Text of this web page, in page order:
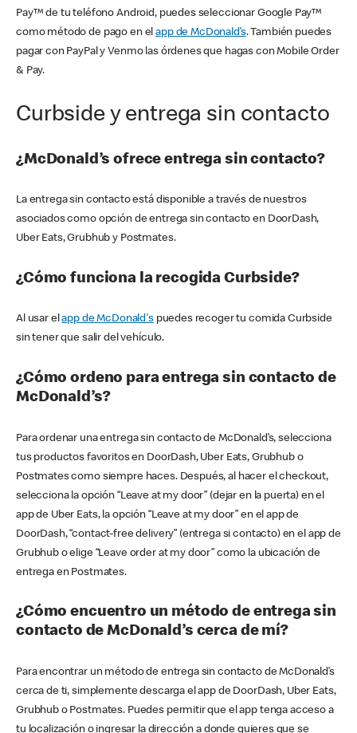
Pay™ de tu teléfono Android, puedes seleccionar Google Pay™
como método de pago en elapp de McDonald’s. También puedes
pagar con PayPal y Venmo las órdenes que hagas con Mobile Order
& Pay.
Curbside y entrega sin contacto
¿McDonald’s ofrece entrega sin contacto?
La entrega sin contacto está disponible a través de nuestros
asociados como opción de entrega sin contacto en DoorDash,
Uber Eats, Grubhub y Postmates.
¿Cómo funciona la recogida Curbside?
Al usar elapp de McDonald'spuedes recoger tu comida Curbside
sin tener que salir del vehículo.
¿Cómo ordeno para entrega sin contacto de
McDonald’s?
Para ordenar una entrega sin contacto de McDonald’s, selecciona
tus productos favoritos en DoorDash, Uber Eats, Grubhub o
Postmates como siempre haces. Después, al hacer el checkout,
selecciona la opción “Leave at my door” (dejar en la puerta) en el
app de Uber Eats, la opción “Leave at my door” en el app de
DoorDash, “contact-free delivery” (entrega si contacto) en el app de
Grubhub o elige “Leave order at my door” como la ubicación de
entrega en Postmates.
¿Cómo encuentro un método de entrega sin
contacto de McDonald’s cerca de mí?
Para encontrar un método de entrega sin contacto de McDonald’s
cerca de ti, simplemente descarga el app de DoorDash, Uber Eats,
Grubhub o Postmates. Puedes permitir que el app tenga acceso a
tu localización o ingresar la dirección a donde quieres que se